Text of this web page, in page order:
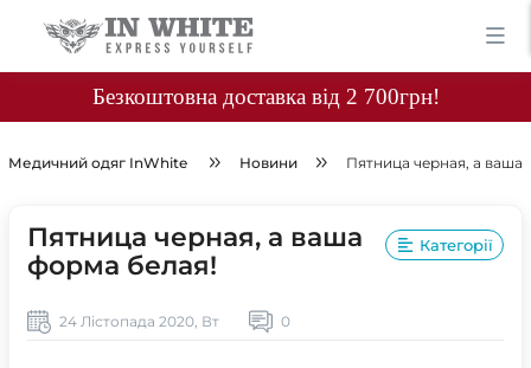
Безкоштовна доставка від 2 700грн!
Медичний одяг InWhite Новини Пятница черная, а ваша
Пятница черная, а ваша
форма белая!
Категорії
24 Лістопада 2020, Вт 0